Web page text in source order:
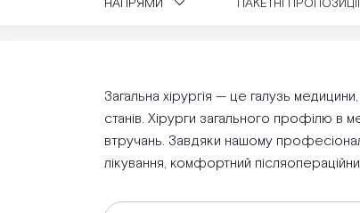
Загальна хірургія — це галузь
станів. Хірурги загального профілю в
втручань. Завдяки нашому
лікування, комфортний